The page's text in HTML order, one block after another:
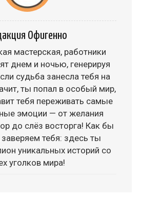
Офигенно
мастерская, работники
днем и ночью, генерируя
судьба занесла тебя на
ты попал в особый мир,
тебя переживать самые
эмоции — от желания
до слёз восторга! Как бы
тебя: здесь ты
уникальных историй со
уголков мира!